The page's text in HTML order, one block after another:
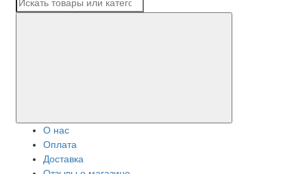
О нас
Оплата
Доставка